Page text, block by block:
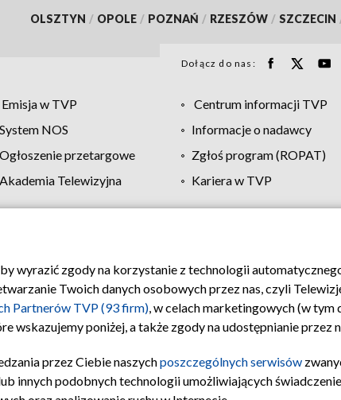
OLSZTYN / OPOLE / POZNAŃ / RZESZÓW / SZCZECIN
Dołącz do nas:
Emisja w TVP Centrum informacji TVP
System NOS Informacje o nadawcy
Ogłoszenie przetargowe Zgłoś program (ROPAT)
Akademia Telewizyjna Kariera w TVP
TVP Polityka prywatności Moje zgody
wyrazić zgody na korzystanie z technologii
Twoich danych osobowych przez nas, czyli
Partnerów TVP (93 firm), w celach marketingowych (w
wskazujemy poniżej, a także zgody na udostępnianie
przez Ciebie naszychposzczególnych serwisów
innych podobnych technologii umożliwiających